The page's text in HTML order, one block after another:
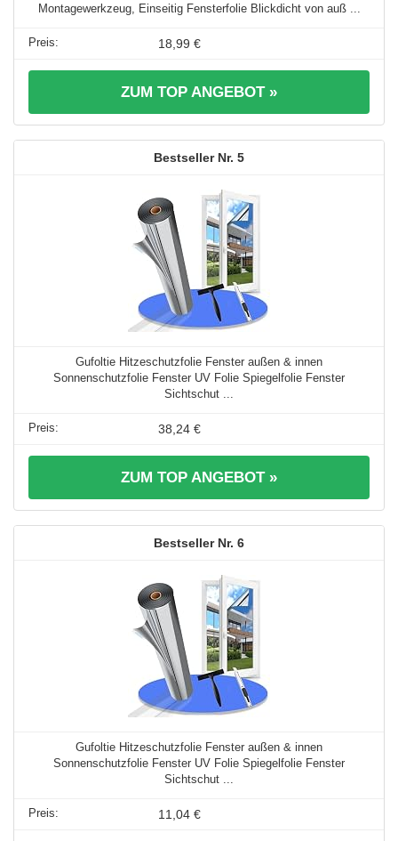
Montagewerkzeug, Einseitig Fensterfolie Blickdicht von auß ...
18,99 €
ZUM TOP ANGEBOT »
5
Gufoltie Hitzeschutzfolie Fenster außen & innen
Sonnenschutzfolie Fenster UV Folie Spiegelfolie Fenster
Sichtschut ...
38,24 €
ZUM TOP ANGEBOT »
6
Gufoltie Hitzeschutzfolie Fenster außen & innen
Sonnenschutzfolie Fenster UV Folie Spiegelfolie Fenster
Sichtschut ...
11,04 €